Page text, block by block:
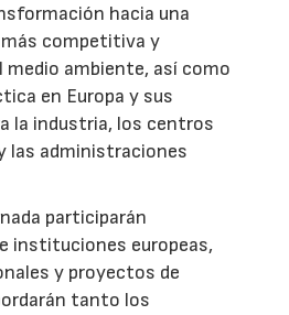
hacia una
competitiva y
medio ambiente, así como
en Europa y sus
la industria, los centros
las administraciones
participarán
instituciones europeas,
y proyectos de
tanto los